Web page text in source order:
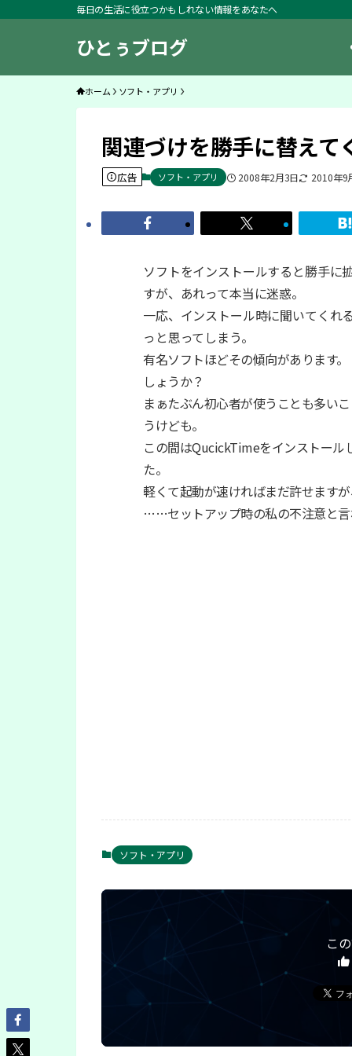
毎日の生活に役立つかもしれない情報をあなたへ
ひとぅブログ
ホーム ソフト・アプリ
関連づけを勝手に替えて
広告 ソフト・アプリ 2008年2月3日 2010年9
ソフトをインストールすると勝手に
すが、あれって本当に迷惑。
一応、インストール時に聞いてくれ
っと思ってしまう。
有名ソフトほどその傾向があります
しょうか？
まぁたぶん初心者が使うことも多い
うけども。
この間はQucickTimeをインストール
た。
軽くて起動が速ければまだ許せます
……セットアップ時の私の不注意と
ソフト・アプリ
こ